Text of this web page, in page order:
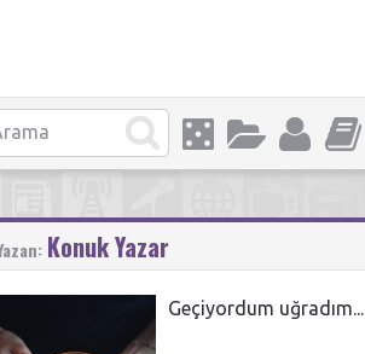
Konuk Yazar
Geçiyordum uğradım...